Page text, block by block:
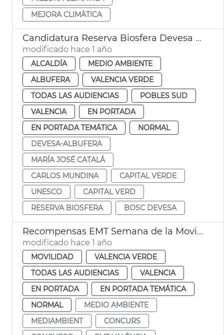
MEJORA CLIMÀTICA
Candidatura Reserva Biosfera Devesa Albufera
modificado hace 1 año
ALCALDÍA
MEDIO AMBIENTE
ALBUFERA
VALENCIA VERDE
TODAS LAS AUDIENCIAS
POBLES SUD
VALENCIA
EN PORTADA
EN PORTADA TEMÁTICA
NORMAL
DEVESA-ALBUFERA
MARÍA JOSÉ CATALÁ
CARLOS MUNDINA
CAPITAL VERDE
UNESCO
CAPITAL VERD
RESERVA BIOSFERA
BOSC DEVESA
Recompensas EMT Semana de la Movilidad
modificado hace 1 año
MOVILIDAD
VALENCIA VERDE
TODAS LAS AUDIENCIAS
VALENCIA
EN PORTADA
EN PORTADA TEMÁTICA
NORMAL
MEDIO AMBIENTE
MEDIAMBIENT
CONCURS